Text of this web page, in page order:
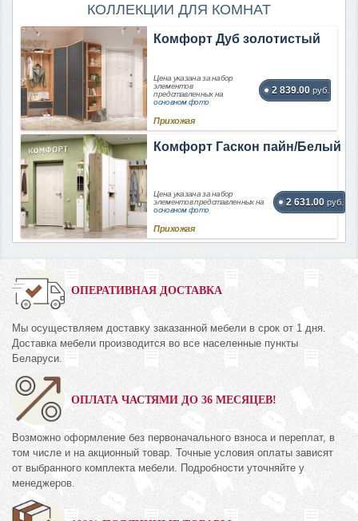
КОЛЛЕКЦИИ ДЛЯ КОМНАТ
Комфорт Дуб золотистый
Цена указана за набор
элементов
представленных на
основном фото
2 839.00 руб.
Прихожая
Комфорт Гаскон пайн/Белый
Цена указана за набор
элементов представленных на
основном фото
2 631.00 руб.
Прихожая
ОПЕРАТИВНАЯ ДОСТАВКА
Мы осуществляем доставку заказанной мебели в срок от 1 дня.
Доставка мебели производится во все населенные пункты
Беларуси.
ОПЛАТА ЧАСТЯМИ ДО 36 МЕСЯЦЕВ!
Возможно оформление без первоначального взноса и переплат, в
том числе и на акционный товар. Точные условия оплаты зависят
от выбранного комплекта мебели. Подробности уточняйте у
менеджеров.